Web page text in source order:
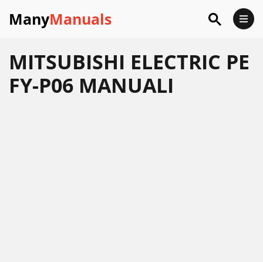
ManyManuals
MITSUBISHI ELECTRIC PE
FY-P06 MANUALI